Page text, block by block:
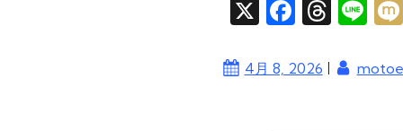
X
F
c
T
e
Li
e
4月 8, 2026 | motoe